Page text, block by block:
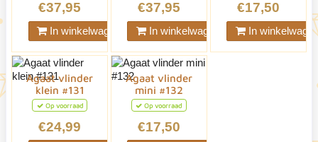
€37,95
In winkelwagen
€37,95
In winkelwagen
€17,50
In
Agaat vlinder
klein #131
Op voorraad
€24,99
Agaat vlinder
mini #132
Op voorraad
€17,50